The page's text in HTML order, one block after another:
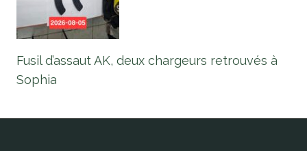
Fusil d’assaut AK, deux chargeurs retrouvés à
Sophia